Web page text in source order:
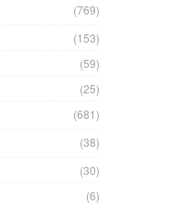
(769)
(153)
(59)
(25)
(681)
(38)
(30)
(6)